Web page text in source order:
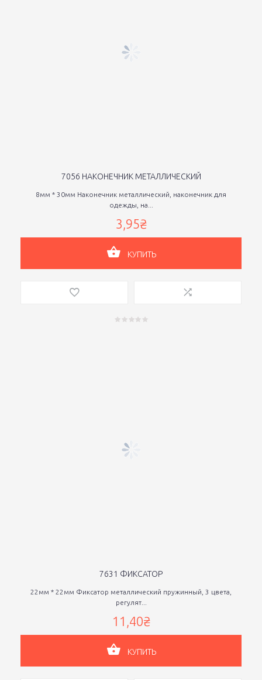
7056 НАКОНЕЧНИК МЕТАЛЛИЧЕСКИЙ
8мм * 30мм Наконечник металлический, наконечник для
одежды, на...
3,95₴
КУПИТЬ
7631 ФИКСАТОР
22мм * 22мм Фиксатор металлический пружинный, 3 цвета,
регулят...
11,40₴
КУПИТЬ